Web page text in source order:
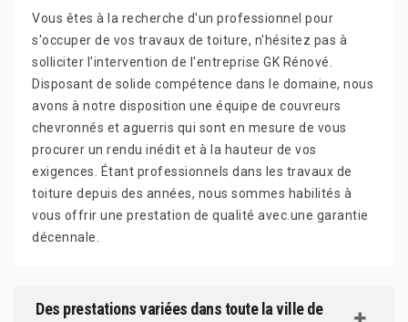
Vous êtes à la recherche d'un professionnel pour
s'occuper de vos travaux de toiture, n'hésitez pas à
solliciter l'intervention de l'entreprise GK Rénové.
Disposant de solide compétence dans le domaine, nous
avons à notre disposition une équipe de couvreurs
chevronnés et aguerris qui sont en mesure de vous
procurer un rendu inédit et à la hauteur de vos
exigences. Étant professionnels dans les travaux de
toiture depuis des années, nous sommes habilités à
vous offrir une prestation de qualité avec.une garantie
décennale.
Des prestations variées dans toute la ville de